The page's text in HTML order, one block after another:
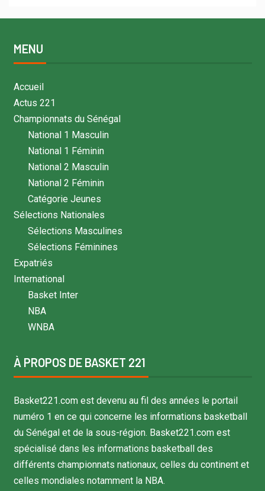
MENU
Accueil
Actus 221
Championnats du Sénégal
National 1 Masculin
National 1 Féminin
National 2 Masculin
National 2 Féminin
Catégorie Jeunes
Sélections Nationales
Sélections Masculines
Sélections Féminines
Expatriés
International
Basket Inter
NBA
WNBA
À PROPOS DE BASKET 221
Basket221.com est devenu au fil des années le portail
numéro 1 en ce qui concerne les informations basketball
du Sénégal et de la sous-région. Basket221.com est
spécialisé dans les informations basketball des
différents championnats nationaux, celles du continent et
celles mondiales notamment la NBA.